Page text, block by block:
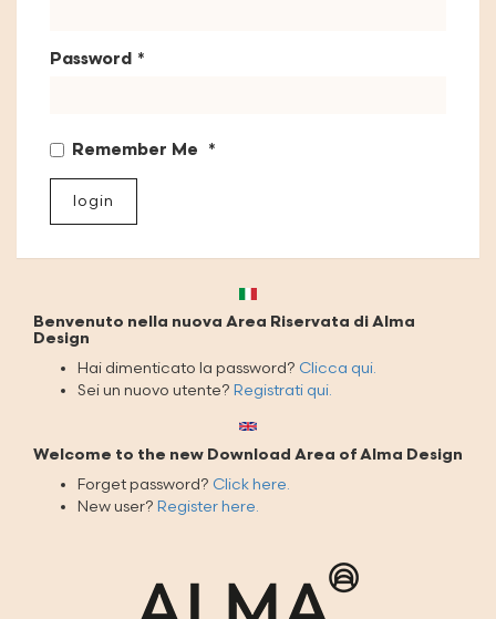
Password
Remember Me
login
Benvenuto nella nuova Area Riservata di Alma
Design
Hai dimenticato la password? Clicca qui.
Sei un nuovo utente? Registrati qui.
Welcome to the new Download Area of Alma Design
Forget password? Click here.
New user? Register here.